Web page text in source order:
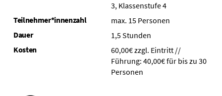
3, Klassenstufe 4
Teilnehmer*innenzahl
max. 15 Personen
Dauer
1,5 Stunden
Kosten
60,00€ zzgl. Eintritt //
Führung: 40,00€ für bis zu 30
Personen